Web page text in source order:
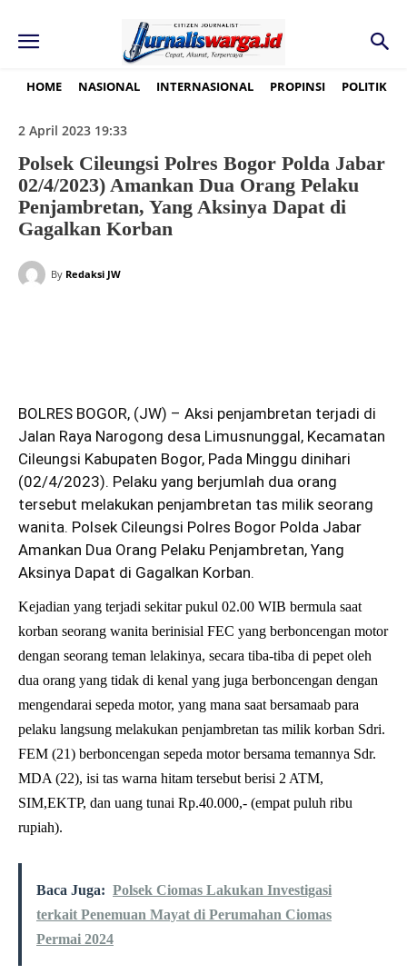
HOME NASIONAL INTERNASIONAL PROPINSI POLITIK
2 April 2023 19:33
Polsek Cileungsi Polres Bogor Polda Jabar
02/4/2023) Amankan Dua Orang Pelaku
Penjambretan, Yang Aksinya Dapat di
Gagalkan Korban
By Redaksi JW
BOLRES BOGOR, (JW) – Aksi penjambretan terjadi di
Jalan Raya Narogong desa Limusnunggal, Kecamatan
Cileungsi Kabupaten Bogor, Pada Minggu dinihari
(02/4/2023). Pelaku yang berjumlah dua orang
tersebut melakukan penjambretan tas milik seorang
wanita. Polsek Cileungsi Polres Bogor Polda Jabar
Amankan Dua Orang Pelaku Penjambretan, Yang
Aksinya Dapat di Gagalkan Korban.
Kejadian yang terjadi sekitar pukul 02.00 WIB bermula saat
korban seorang wanita berinisial FEC yang berboncengan motor
dengan seorang teman lelakinya, secara tiba-tiba di pepet oleh
dua orang yang tidak di kenal yang juga berboncengan dengan
mengendarai sepeda motor, yang mana saat bersamaab para
pelaku langsung melakukan penjambretan tas milik korban Sdri.
FEM (21) berboncengan sepeda motor bersama temannya Sdr.
MDA (22), isi tas warna hitam tersebut berisi 2 ATM,
SIM,EKTP, dan uang tunai Rp.40.000,- (empat puluh ribu
rupiah).
Baca Juga: Polsek Ciomas Lakukan Investigasi
terkait Penemuan Mayat di Perumahan Ciomas
Permai 2024